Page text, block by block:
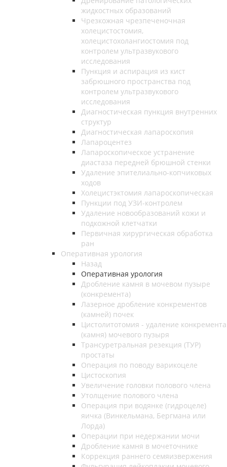
жидкостных образований
Чрезкожная чрезпеченочная
холецистостомия,
холецистохолангиостомия под
контролем ультразвукового
исследования
Пункция и аспирация из кист
забрюшного пространства под
контролем ультразвукового
исследования
Диагностическая пункция внутренних
структур
Диагностическая лапароскопия
Лапароцентез
Лапароскопическое устранение
диастаза передней брюшной стенки
Удаление эпителиально-копчиковых
ходов
Холецистэктомия лапароскопическая
Пункции под УЗИ-контролем
Удаление новообразований кожи и
подкожной клетчатки
Первичная хирургическая обработка
ран
Оперативная урология
Назад
Оперативная урология
Дробление камня в мочевом пузыре
(конкремента)
Лазерное дробление конкрементов
(камней) почек
Цистолитотомия - удаление конкремента
(камня) мочевого пузыря
Трансуретральная резекция (ТУР)
простаты
Операция по поводу варикоцеле
Цистоскопия
Увеличение головки полового члена
Утолщение полового члена
Операция при водянке (гидроцеле)
яичка (Винкельмана, Бергмана или
Лорда)
Операции при недержании мочи
Дробление камня в мочеточнике
Коррекция раннего семяизвержения